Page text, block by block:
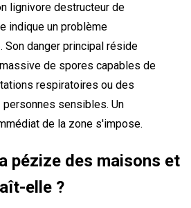
lignivore destructeur de
indique un problème
Son danger principal réside
de spores capables de
respiratoires ou des
sensibles. Un
de la zone s'impose.
pézize des maisons et
elle ?